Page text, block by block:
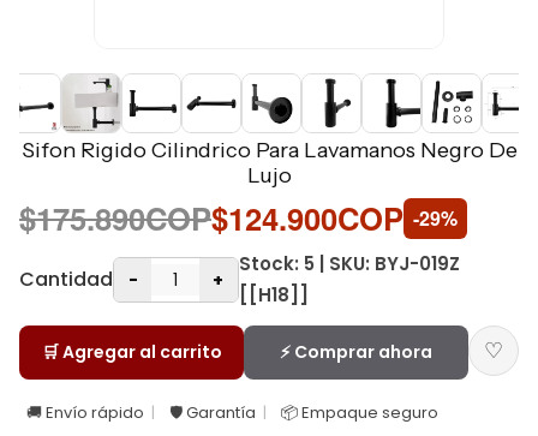
Sifon Rigido Cilindrico Para Lavamanos Negro De
Lujo
$175.890COP$124.900COP -29%
Cantidad - +
Stock: 5 | SKU: BYJ-019Z
[[H18]]
🛒 Agregar al carrito ⚡ Comprar ahora ♡
🚚 Envío rápido 🛡️ Garantía 📦 Empaque seguro